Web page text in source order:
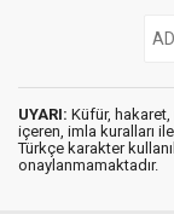
UYARI: Küfür,
içeren, imla kuralları
Türkçe karakter
onaylanmamaktadır.